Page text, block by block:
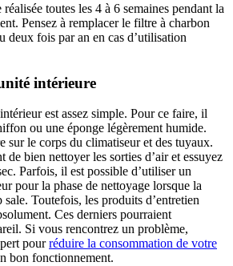
toutes les 4 à 6 semaines pendant la
Pensez à remplacer le filtre à charbon
deux fois par an en cas d’utilisation
intérieure
est assez simple. Pour ce faire, il
ou une éponge légèrement humide.
sur le corps du climatiseur et des tuyaux.
de bien nettoyer les sorties d’air et essuyez
Parfois, il est possible d’utiliser un
pour la phase de nettoyage lorsque la
sale. Toutefois, les produits d’entretien
Ces derniers pourraient
Si vous rencontrez un problème,
pourréduire la consommation de votre
bon fonctionnement.